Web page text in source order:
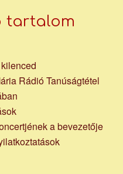
tartalom
Rádió Tanúságtétel
a bevezetője